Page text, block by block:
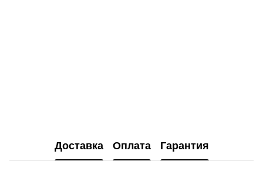
Доставка Оплата Гарантия